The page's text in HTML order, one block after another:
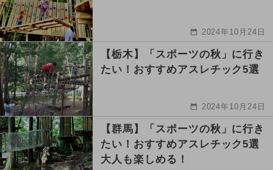
2024年10月24日
【栃木】「スポーツの秋」に行き
たい！おすすめアスレチック5選
2024年10月24日
【群馬】「スポーツの秋」に行き
たい！おすすめアスレチック5選
大人も楽しめる！